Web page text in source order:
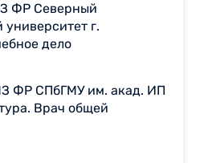
ФР Северный
университет г.
дело
ФР СПбГМУ им. акад. ИП
Врач общей